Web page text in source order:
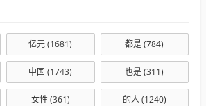
亿元(1681) 都是(784)
中国 (1743) 也是(311)
女性 (361) 的人(1240)